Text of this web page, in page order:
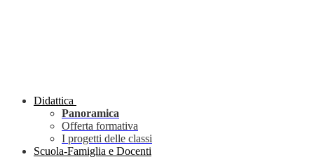
Didattica
Panoramica
Offerta formativa
I progetti delle classi
Scuola-Famiglia e Docenti